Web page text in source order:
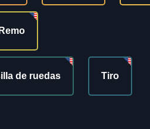
Remo
de ruedas Tiro